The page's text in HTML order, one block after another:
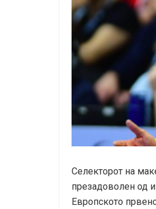
Селекторот на
презадоволен од
Европското